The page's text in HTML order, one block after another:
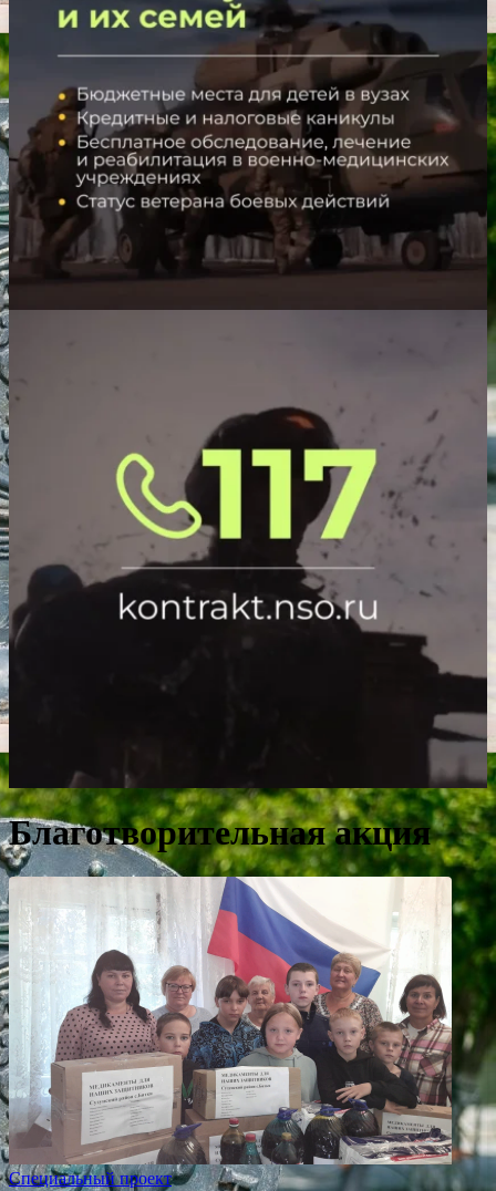
Благотворительная акция
Специальный проект